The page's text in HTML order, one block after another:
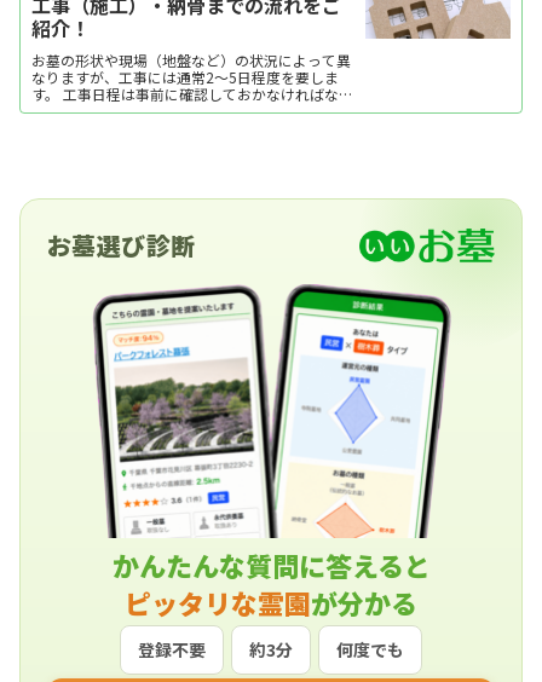
紹介！
お墓の形状や現場（地盤など）の状況によって異
なりますが、工事には通常2～5日程度を要しま
す。 工事日程は事前に確認しておかなければなり
ませんが、施工の途中経過を見学されると、表面
いかがでしょうか。
お墓選び診断
かんたんな質問に答えると
ピッタリな霊園が分かる
登録不要 約3分 何度でも